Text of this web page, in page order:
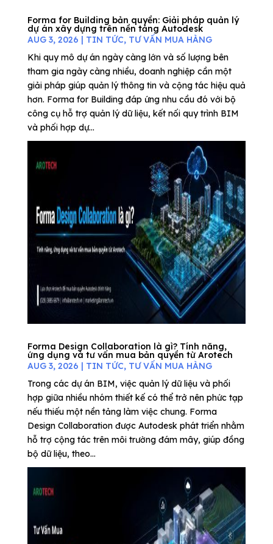
Forma for Building bản quyền: Giải pháp quản lý
dự án xây dựng trên nền tảng Autodesk
AUG 3, 2026 | TIN TỨC, TƯ VẤN MUA HÀNG
Khi quy mô dự án ngày càng lớn và số lượng bên
tham gia ngày càng nhiều, doanh nghiệp cần một
giải pháp giúp quản lý thông tin và cộng tác hiệu quả
hơn. Forma for Building đáp ứng nhu cầu đó với bộ
công cụ hỗ trợ quản lý dữ liệu, kết nối quy trình BIM
và phối hợp dự...
Forma Design Collaboration là gì? Tính năng,
ứng dụng và tư vấn mua bản quyền từ Arotech
AUG 3, 2026 | TIN TỨC, TƯ VẤN MUA HÀNG
Trong các dự án BIM, việc quản lý dữ liệu và phối
hợp giữa nhiều nhóm thiết kế có thể trở nên phức tạp
nếu thiếu một nền tảng làm việc chung. Forma
Design Collaboration được Autodesk phát triển nhằm
hỗ trợ cộng tác trên môi trường đám mây, giúp đồng
bộ dữ liệu, theo...